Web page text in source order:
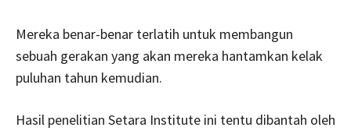
Mereka benar-benar terlatih untuk membangun
sebuah gerakan yang akan mereka hantamkan kelak
puluhan tahun kemudian.
Hasil penelitian Setara Institute ini tentu dibantah oleh